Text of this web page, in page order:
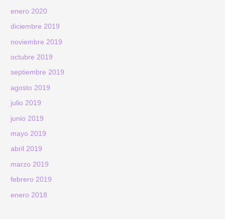
enero 2020
diciembre 2019
noviembre 2019
octubre 2019
septiembre 2019
agosto 2019
julio 2019
junio 2019
mayo 2019
abril 2019
marzo 2019
febrero 2019
enero 2018